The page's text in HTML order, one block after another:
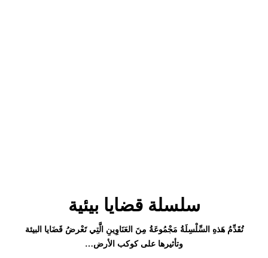
سلسلة قضايا بيئية
تُقَدِّمُ هَذهِ السِّلْسِلَةُ مَجْمُوعَةُ مِنَ العَنَاوِينِ الَّتِي تَعْرضُ قَضَايا البيئة
وتأثيرها على كوكب الأرض…